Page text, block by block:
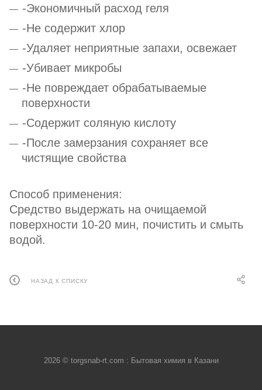
-Экономичный расход геля
-Не содержит хлор
-Удаляет неприятные запахи, освежает
-Убивает микробы
-Не повреждает обрабатываемые
поверхности
-Содержит соляную кислоту
-После замерзания сохраняет все
чистящие свойства
Способ применения:
Средство выдержать на очищаемой
поверхности 10-20 мин, почистить и смыть
водой.
НАЗАД К СПИСКУ
2026 © torgsnab-rt.com : Бытовая химия в Казани